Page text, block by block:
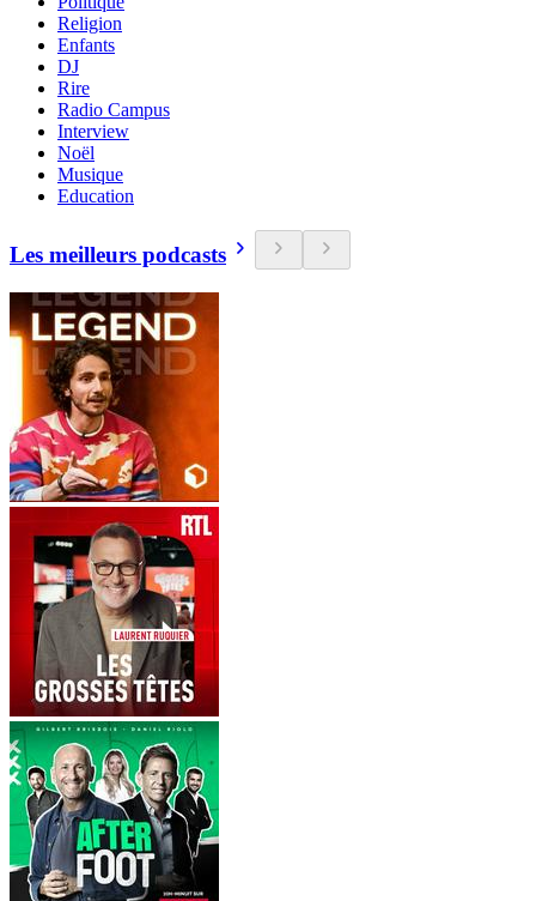
Religion
Enfants
DJ
Rire
Radio Campus
Interview
Noël
Musique
Education
Les meilleurs podcasts